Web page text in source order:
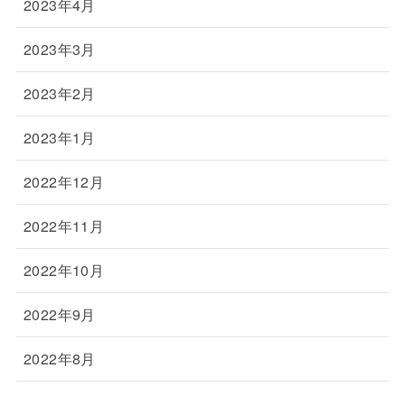
2023年4月
2023年3月
2023年2月
2023年1月
2022年12月
2022年11月
2022年10月
2022年9月
2022年8月